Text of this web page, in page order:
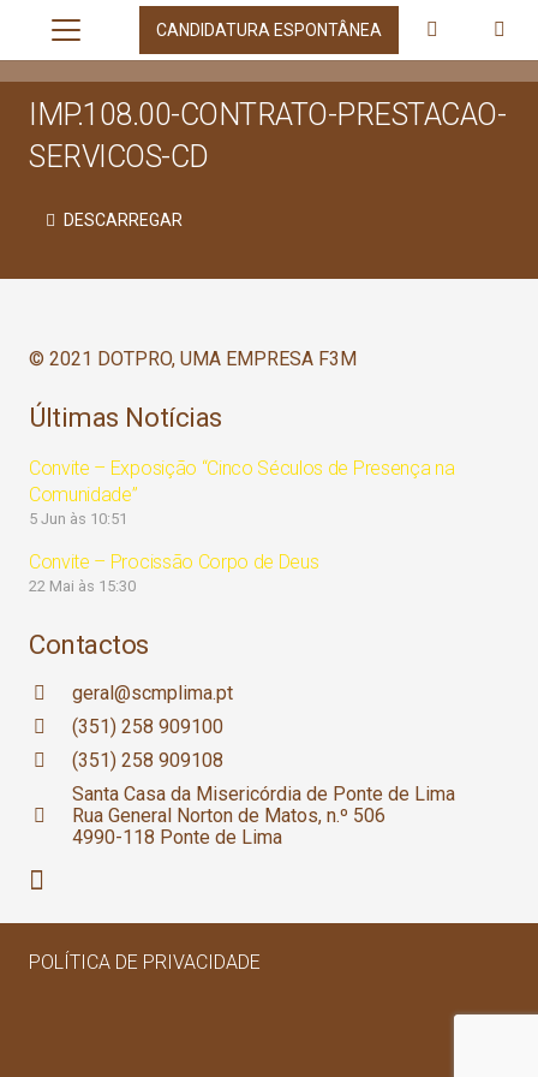
CANDIDATURA ESPONTÂNEA
IMP.108.00-CONTRATO-PRESTACAO-
SERVICOS-CD
DESCARREGAR
© 2021 DOTPRO, UMA EMPRESA F3M
Últimas Notícias
Convite – Exposição “Cinco Séculos de Presença na
Comunidade”
5 Jun às 10:51
Convite – Procissão Corpo de Deus
22 Mai às 15:30
Contactos
geral@scmplima.pt
(351) 258 909100
(351) 258 909108
Santa Casa da Misericórdia de Ponte de Lima
Rua General Norton de Matos, n.º 506
4990-118 Ponte de Lima
POLÍTICA DE PRIVACIDADE